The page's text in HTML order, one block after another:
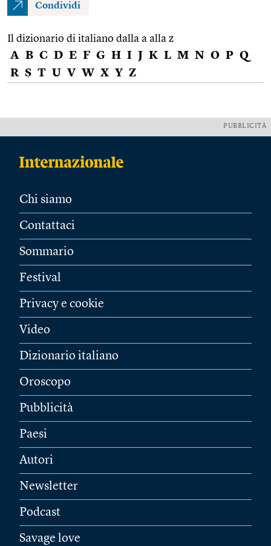
Condividi
Il dizionario di italiano dalla a alla z
A B C D E F G H I J K L M N O P Q
R S T U V W X Y Z
PUBBLICITÀ
Chi siamo
Contattaci
Sommario
Festival
Privacy e cookie
Video
Dizionario italiano
Oroscopo
Pubblicità
Paesi
Autori
Newsletter
Podcast
Savage love